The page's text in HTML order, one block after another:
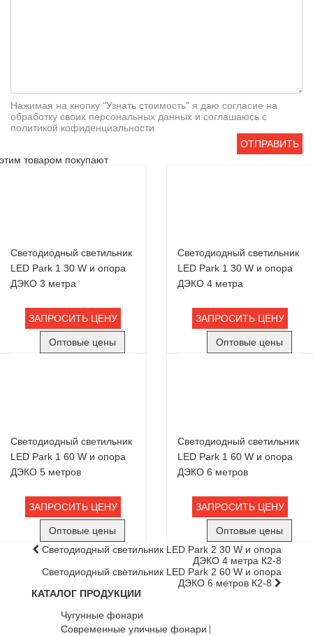
Нажимая на кнопку "Узнать стоимость" я даю согласие на
обработку своих персональных данных и соглашаюсь с
политикой кофиденциальности
ОТПРАВИТЬ
товаром покупают
Светодиодный светильник
LED Park 1 30 W и опора
ДЭКО 3 метра
ЗАПРОСИТЬ ЦЕНУ
Оптовые цены
Светодиодный светильник
LED Park 1 30 W и опора
ДЭКО 4 метра
ЗАПРОСИТЬ ЦЕНУ
Оптовые цены
Светодиодный светильник
LED Park 1 60 W и опора
ДЭКО 5 метров
ЗАПРОСИТЬ ЦЕНУ
Оптовые цены
Светодиодный светильник
LED Park 1 60 W и опора
ДЭКО 6 метров
ЗАПРОСИТЬ ЦЕНУ
Оптовые цены
Светодиодный светильник LED Park 2 30 W и опора
ДЭКО 4 метра К2-8
Светодиодный светильник LED Park 2 60 W и опора
ДЭКО 6 метров К2-8
КАТАЛОГ ПРОДУКЦИИ
Чугунные фонари
Современные уличные фонари